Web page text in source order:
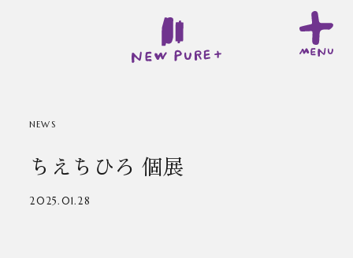
NEWS
ちえちひろ 個展
2025.01.28